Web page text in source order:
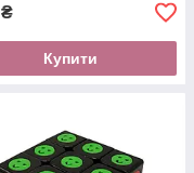
₴
Купити